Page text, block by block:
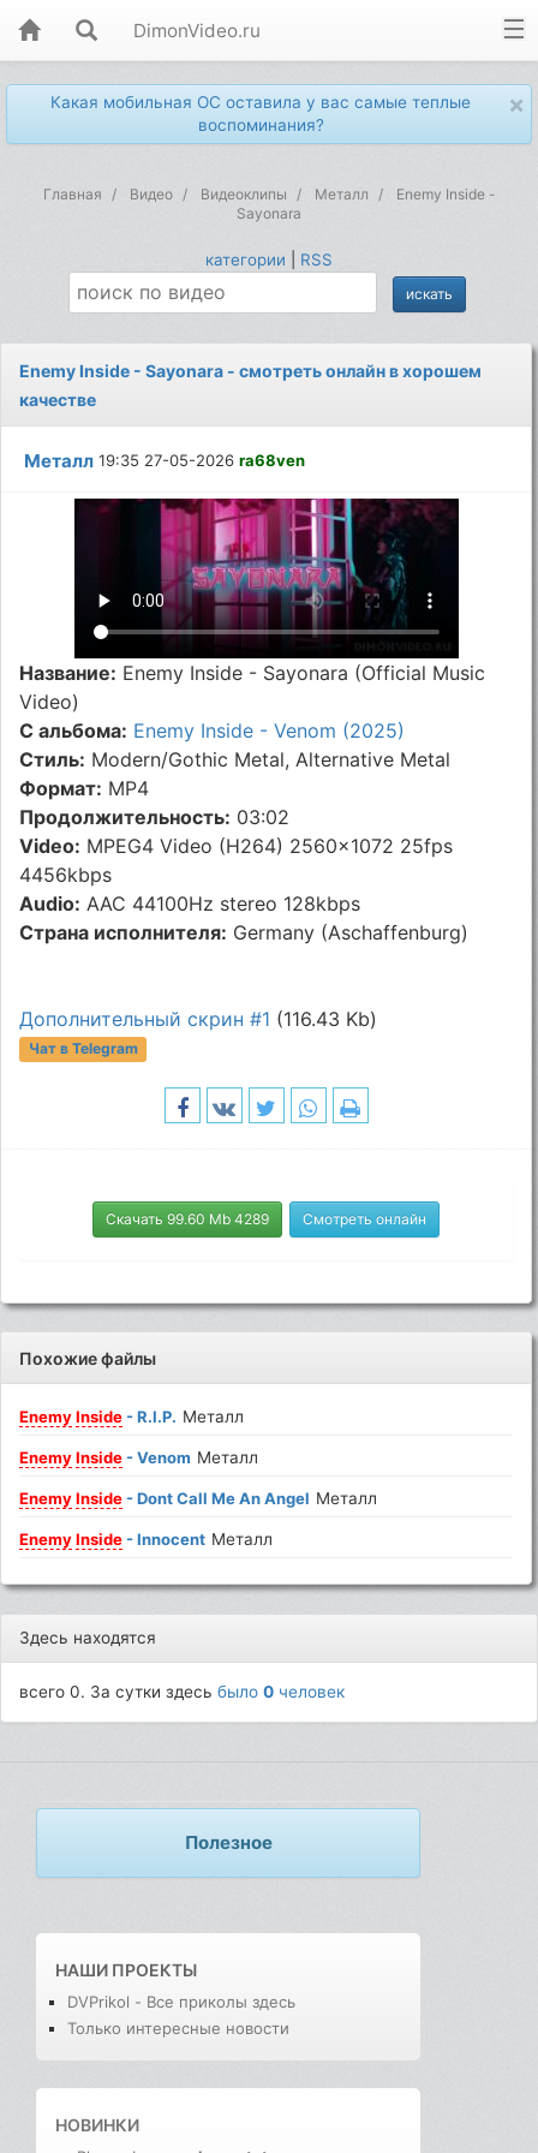
DimonVideo.ru
×
Какая мобильная ОС оставила у вас самые теплые
воспоминания?
Главная Видео Видеоклипы Металл
Enemy Inside -
Sayonara
категории RSS
Enemy Inside - Sayonara - смотреть онлайн в хорошем
качестве
Металл 19:35 27-05-2026ra68ven
Название: Enemy Inside - Sayonara (Official Music
Video)
С альбома: Enemy Inside - Venom (2025)
Стиль: Modern/Gothic Metal, Alternative Metal
Формат: MP4
Продолжительность: 03:02
Video: MPEG4 Video (H264) 2560x1072 25fps
4456kbps
Audio: AAC 44100Hz stereo 128kbps
Страна исполнителя: Germany (Aschaffenburg)
Дополнительный скрин #1 (116.43 Kb)
Чат в Telegram
Скачать 99.60 Mb 4289 Смотреть онлайн
Похожие файлы
Enemy Inside - R.I.P. Металл
Enemy Inside - Venom Металл
Enemy Inside - Dont Call Me An Angel Металл
Enemy Inside - Innocent Металл
Здесь находятся
всего 0. За сутки здесьбыло0 человек
Полезное
НАШИ ПРОЕКТЫ
DVPrikol - Все приколы здесь
Только интересные новости
НОВИНКИ